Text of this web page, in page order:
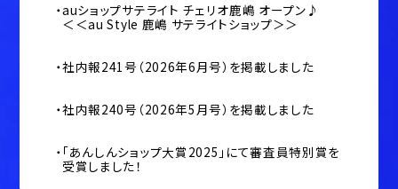
auショップサテライト チェリオ鹿嶋 オープン♪
＜＜au Style 鹿嶋 サテライトショップ＞＞
社内報241号（2026年6月号）を掲載しました
社内報240号（2026年5月号）を掲載しました
「あんしんショップ大賞2025」にて審査員特別賞を
受賞しました！